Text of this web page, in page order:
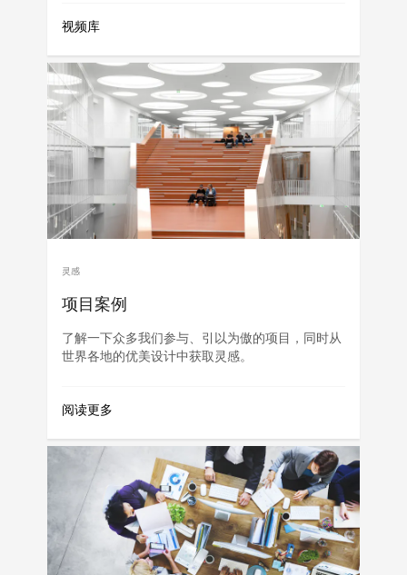
视频库
灵感
项目案例
了解一下众多我们参与、引以为傲的项目，同时从
世界各地的优美设计中获取灵感。
阅读更多